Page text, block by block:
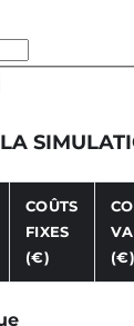
COÛTS
FIXES
(€)
(€)